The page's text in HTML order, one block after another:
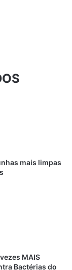
mais limpas
MAIS
Bactérias do